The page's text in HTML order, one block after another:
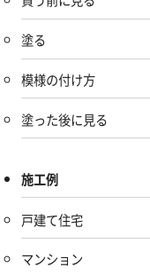
塗る
模様の付け方
塗った後に見る
施工例
戸建て住宅
マンション